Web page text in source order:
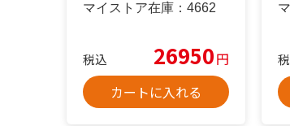
マイストア在庫： 4662
税込 26950円
カートに入れる